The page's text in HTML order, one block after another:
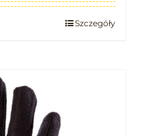
Szczegóły